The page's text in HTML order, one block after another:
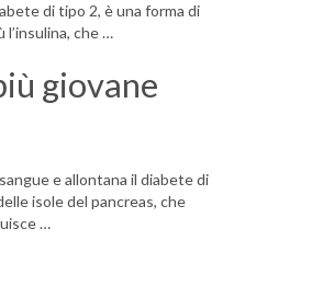
di tipo 2, è una forma di
che …
giovane
e allontana il diabete di
isole del pancreas, che
…